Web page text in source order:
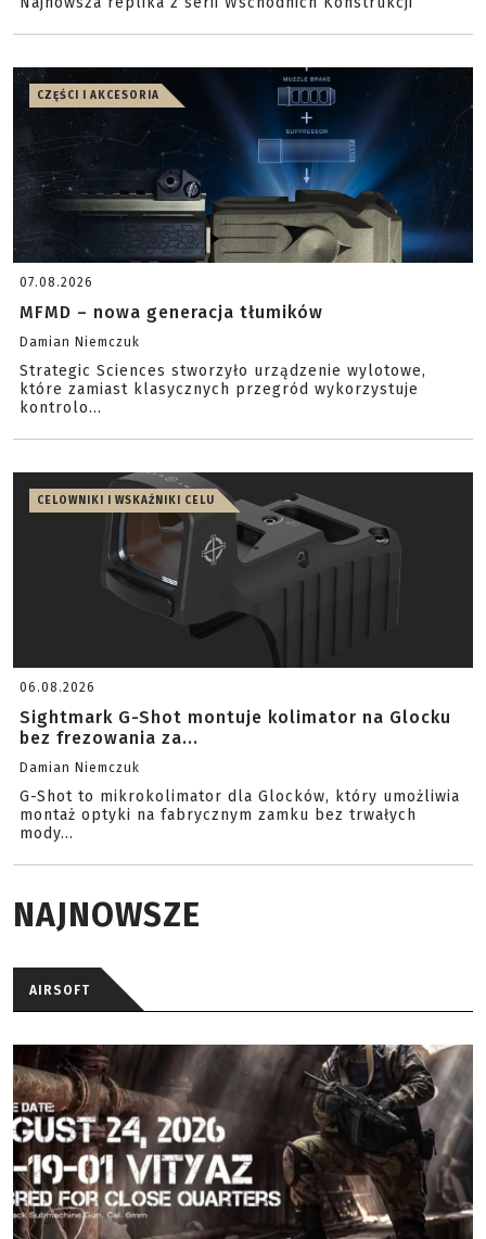
CZĘŚCI I AKCESORIA
07.08.2026
MFMD – nowa generacja tłumików
Damian Niemczuk
Strategic Sciences stworzyło urządzenie wylotowe,
które zamiast klasycznych przegród wykorzystuje
kontrolo...
CELOWNIKI I WSKAŹNIKI CELU
06.08.2026
Sightmark G-Shot montuje kolimator na Glocku
bez frezowania za...
Damian Niemczuk
G-Shot to mikrokolimator dla Glocków, który umożliwia
montaż optyki na fabrycznym zamku bez trwałych
mody...
NAJNOWSZE
AIRSOFT